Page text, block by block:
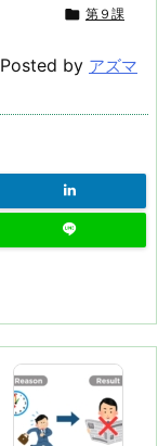
 第９課
Posted by アズマ